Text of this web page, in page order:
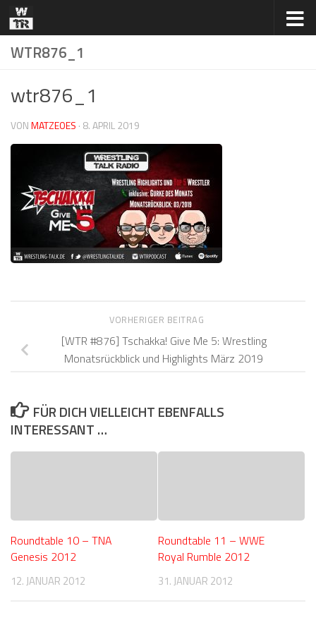
Zum Inhalt springen
WTR876_1
wtr876_1
VONMATZEOES · 8. APRIL 2019
VORHERIGER BEITRAG
[WTR #876] Tschakka! Give Me 5: Wrestling
Monatsrückblick und Highlights März 2019
FÜR DICH VIELLEICHT EBENFALLS
INTERESSANT …
Roundtable 10 – TNA
Genesis 2012
12. JANUAR 2012
Roundtable 11 – WWE
Royal Rumble 2012
31. JANUAR 2012